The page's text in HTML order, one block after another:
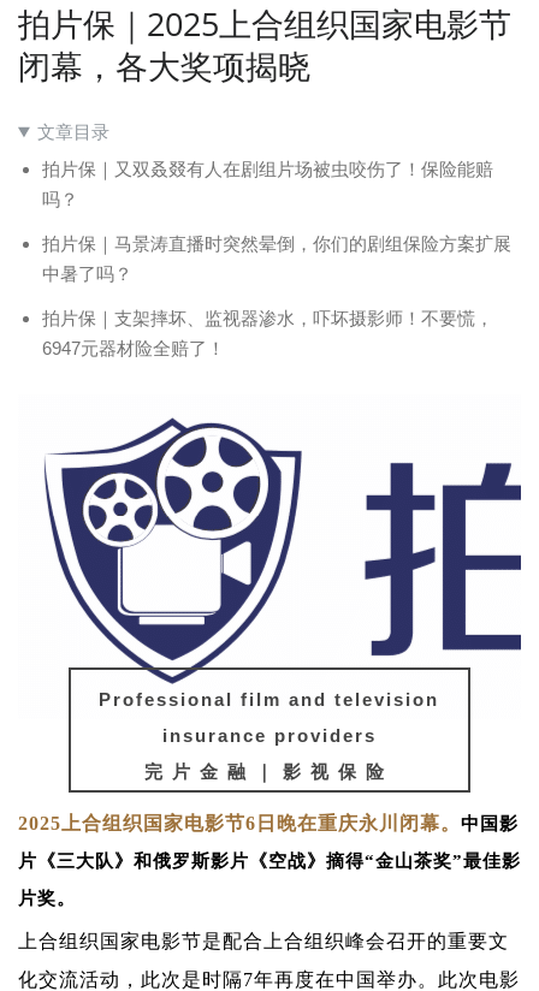
拍片保｜2025上合组织国家电影节
闭幕，各大奖项揭晓
文章目录
拍片保｜又双叒叕有人在剧组片场被虫咬伤了！保险能赔
吗？
拍片保｜马景涛直播时突然晕倒，你们的剧组保险方案扩展
中暑了吗？
拍片保｜支架摔坏、监视器渗水，吓坏摄影师！不要慌，
6947元器材险全赔了！
Professional film and television
insurance providers
完片金融｜影视保险
2025上合组织国家电影节6日晚在重庆永川闭幕。 中国影
片《三大队》和俄罗斯影片《空战》摘得“金山茶奖”最佳影
片奖。
上合组织国家电影节是配合上合组织峰会召开的重要文
化交流活动，此次是时隔7年再度在中国举办。此次电影